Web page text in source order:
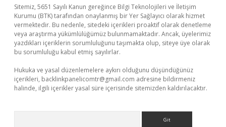
Sitemiz, 5651 Sayılı Kanun gereğince Bilgi Teknolojileri ve İletişim
Kurumu (BTK) tarafından onaylanmış bir Yer Sağlayıcı olarak hizmet
vermektedir. Bu nedenle, sitedeki içerikleri proaktif olarak denetleme
veya araştırma yükümlülüğümüz bulunmamaktadır. Ancak, üyelerimiz
yazdıkları içeriklerin sorumluluğunu taşımakta olup, siteye üye olarak
bu sorumluluğu kabul etmiş sayılırlar.
Hukuka ve yasal düzenlemelere aykırı olduğunu düşündüğünüz
içerikleri, backlinkpanelicomtr@gmail.com adresine bildirmeniz
halinde, ilgili içerikler yasal süre içerisinde sitemizden kaldırılacaktır.